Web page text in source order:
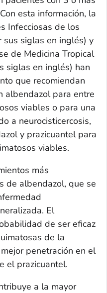
esta información, la
Infecciosas de los
sus siglas en inglés) y
de Medicina Tropical
siglas en inglés) han
que recomiendan
albendazol para entre
viables o para una
a neurocisticercosis,
y prazicuantel para
viables.
más
de albendazol, que se
El
de ser eficaz
de la
penetración en el
el prazicuantel.
a la mayor